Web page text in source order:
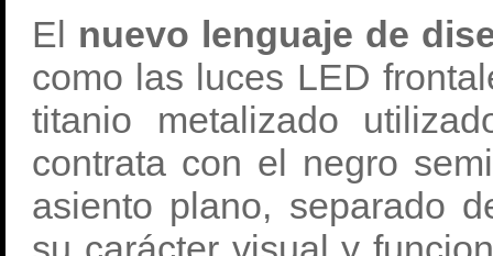
El nuevo lenguaje de
como las luces LED
titanio metalizado
contrata con el negro
asiento plano, separado